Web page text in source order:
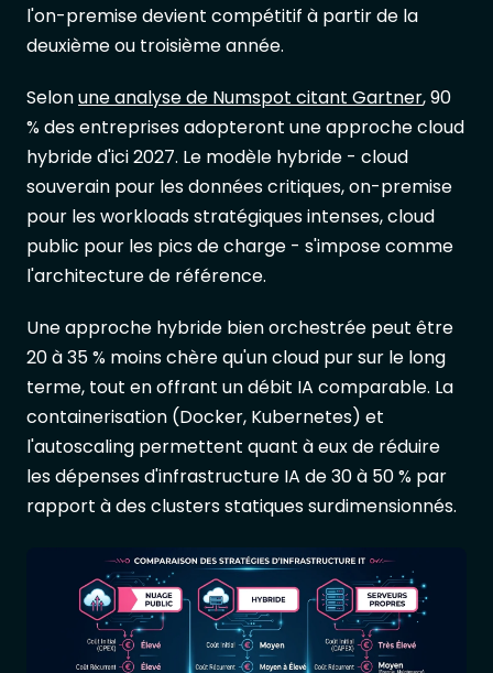
l'on-premise devient compétitif à partir de la
deuxième ou troisième année.
Selonune analyse de Numspot citant Gartner, 90
% des entreprises adopteront une approche cloud
hybride d'ici 2027. Le modèle hybride - cloud
souverain pour les données critiques, on-premise
pour les workloads stratégiques intenses, cloud
public pour les pics de charge - s'impose comme
l'architecture de référence.
Une approche hybride bien orchestrée peut être
20 à 35 % moins chère qu'un cloud pur sur le long
terme, tout en offrant un débit IA comparable. La
containerisation (Docker, Kubernetes) et
l'autoscaling permettent quant à eux de réduire
les dépenses d'infrastructure IA de 30 à 50 % par
rapport à des clusters statiques surdimensionnés.